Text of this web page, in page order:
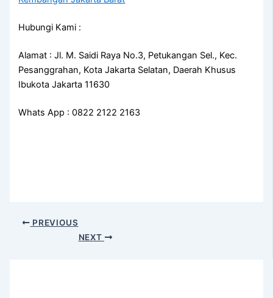
Hubungi Kami :
Alamat : Jl. M. Saidi Raya No.3, Petukangan Sel., Kec.
Pesanggrahan, Kota Jakarta Selatan, Daerah Khusus
Ibukota Jakarta 11630
Whats App : 0822 2122 2163
PREVIOUS
NEXT